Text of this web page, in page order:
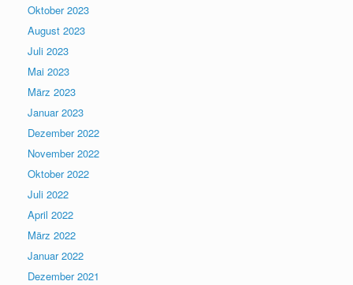
Oktober 2023
August 2023
Juli 2023
Mai 2023
März 2023
Januar 2023
Dezember 2022
November 2022
Oktober 2022
Juli 2022
April 2022
März 2022
Januar 2022
Dezember 2021